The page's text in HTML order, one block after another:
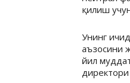
қилиш
Унинг
аъзосини
йил